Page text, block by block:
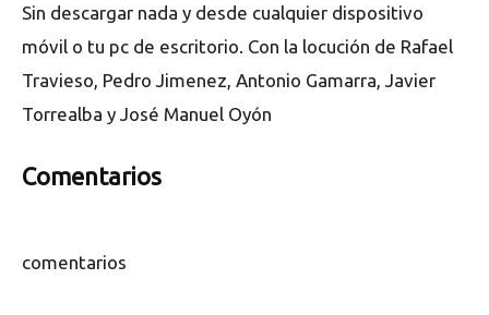
Sin descargar nada y desde cualquier dispositivo
móvil o tu pc de escritorio. Con la locución de Rafael
Travieso, Pedro Jimenez, Antonio Gamarra, Javier
Torrealba y José Manuel Oyón
Comentarios
comentarios